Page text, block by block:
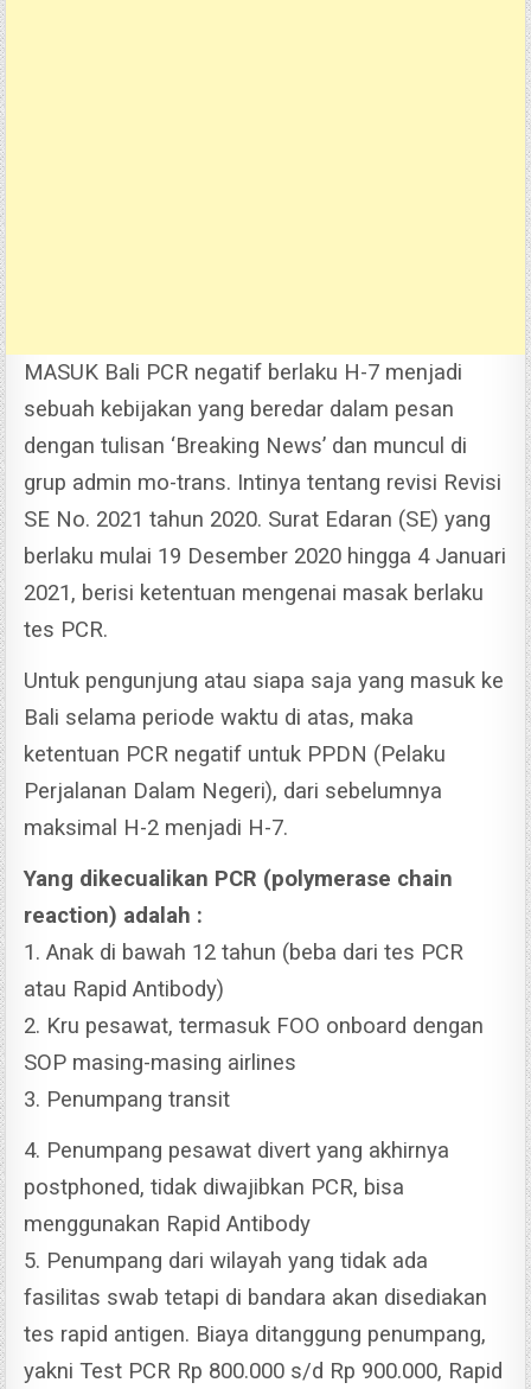
MASUK Bali PCR negatif berlaku H-7 menjadi
sebuah kebijakan yang beredar dalam pesan
dengan tulisan ‘Breaking News’ dan muncul di
grup admin mo-trans. Intinya tentang revisi Revisi
SE No. 2021 tahun 2020. Surat Edaran (SE) yang
berlaku mulai 19 Desember 2020 hingga 4 Januari
2021, berisi ketentuan mengenai masak berlaku
tes PCR.
Untuk pengunjung atau siapa saja yang masuk ke
Bali selama periode waktu di atas, maka
ketentuan PCR negatif untuk PPDN (Pelaku
Perjalanan Dalam Negeri), dari sebelumnya
maksimal H-2 menjadi H-7.
Yang dikecualikan PCR (polymerase chain
reaction) adalah :
1. Anak di bawah 12 tahun (beba dari tes PCR
atau Rapid Antibody)
2. Kru pesawat, termasuk FOO onboard dengan
SOP masing-masing airlines
3. Penumpang transit
4. Penumpang pesawat divert yang akhirnya
postphoned, tidak diwajibkan PCR, bisa
menggunakan Rapid Antibody
5. Penumpang dari wilayah yang tidak ada
fasilitas swab tetapi di bandara akan disediakan
tes rapid antigen. Biaya ditanggung penumpang,
yakni Test PCR Rp 800.000 s/d Rp 900.000, Rapid